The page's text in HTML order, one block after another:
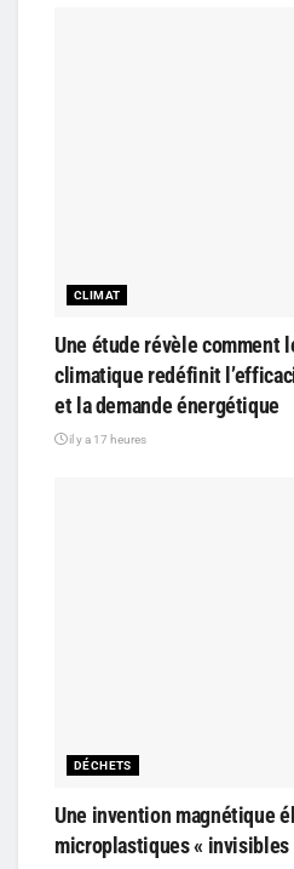
CLIMAT
Une étude révèle comment
climatique redéfinit
et la demande énergétique
il y a 17 heures
DÉCHETS
Une invention magnétique
microplastiques « invisibles